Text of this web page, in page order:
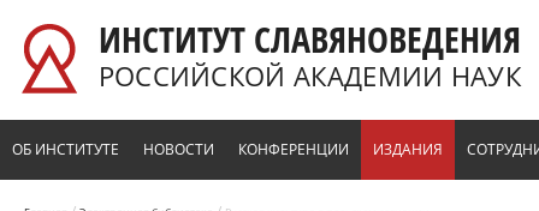
ИНСТИТУТ СЛАВЯНОВЕДЕНИЯ
РОССИЙСКОЙ АКАДЕМИИ НАУК
ОБ ИНСТИТУТЕ НОВОСТИ КОНФЕРЕНЦИИ ИЗДАНИЯ